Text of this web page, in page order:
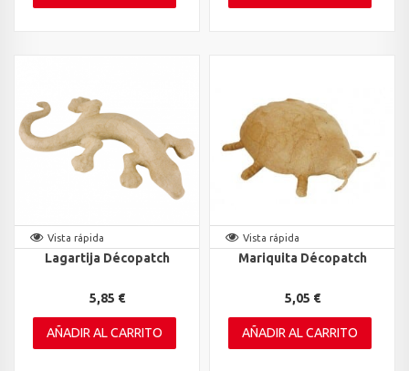
Vista rápida
Lagartija Décopatch
5,85 €
AÑADIR AL CARRITO
Vista rápida
Mariquita Décopatch
5,05 €
AÑADIR AL CARRITO